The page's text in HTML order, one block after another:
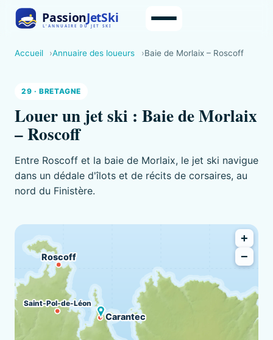
Accueil Annuaire des loueurs Baie de Morlaix – Roscoff
29 · BRETAGNE
Louer un jet ski : Baie de Morlaix
– Roscoff
Entre Roscoff et la baie de Morlaix, le jet ski navigue
dans un dédale d'îlots et de récits de corsaires, au
nord du Finistère.
+
−
Roscoff
Saint-Pol-de-Léon
Carantec